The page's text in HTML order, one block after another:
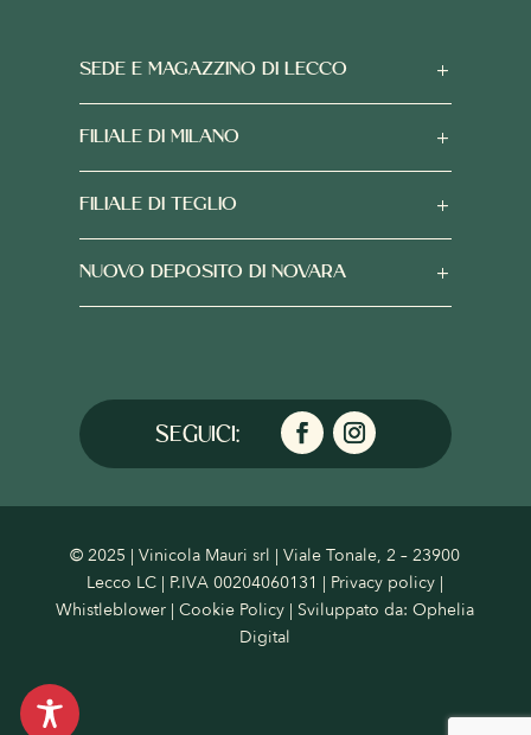
SEDE E MAGAZZINO DI LECCO
FILIALE DI MILANO
FILIALE DI TEGLIO
NUOVO DEPOSITO DI NOVARA
© 2025 | Vinicola Mauri srl | Viale Tonale, 2 – 23900
Lecco LC | P.IVA 00204060131 | Privacy policy |
Whistleblower |Cookie Policy | Sviluppato da:Ophelia
Digital